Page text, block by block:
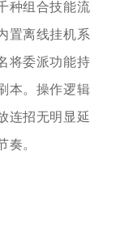
种组合技能流
置离线挂机系
将委派功能持
本。操作逻辑
连招无明显延
奏。